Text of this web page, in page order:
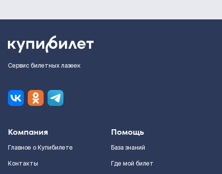
Сервис билетных лазеек
Компания
Главное о Купибилете
Контакты
Помощь
База знаний
Где мой билет